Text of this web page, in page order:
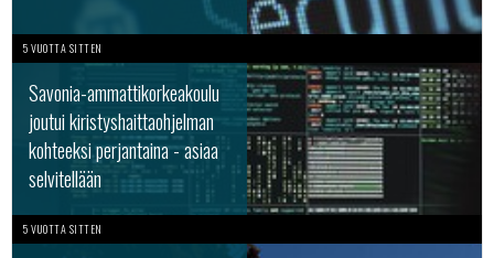
5 VUOTTA SITTEN
Savonia-ammattikorkeakoulu
joutui kiristyshaittaohjelman
kohteeksi perjantaina - asiaa
selvitellään
5 VUOTTA SITTEN